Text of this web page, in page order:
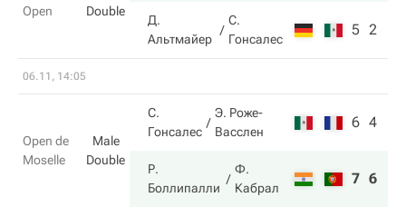
Open
Double
Д.
Альтмайер
С.
Гонсалес
5 2
06.11, 14:05
Open de
Moselle
Male
Double
С.
Гонсалес
Э. Роже-
Васслен
6 4
Р.
Боллипалли
Ф.
Кабрал
7 6